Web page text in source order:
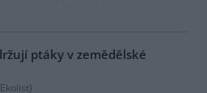
ptáky v zemědělské
)